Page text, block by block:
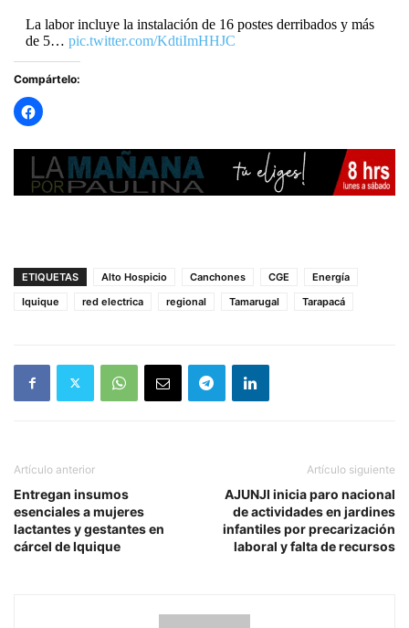
La labor incluye la instalación de 16 postes derribados y más
de 5… pic.twitter.com/KdtiImHHJC
— RADIO PAULINA (@radiopaulina)
Compártelo:
ETIQUETAS Alto Hospicio Canchones CGE
Energía
Iquique
red electrica regional Tamarugal Tarapacá
Artículo anterior
Entregan insumos
esenciales a mujeres
lactantes y gestantes en
cárcel de Iquique
Artículo siguiente
AJUNJI inicia paro nacional
de actividades en jardines
infantiles por precarización
laboral y falta de recursos